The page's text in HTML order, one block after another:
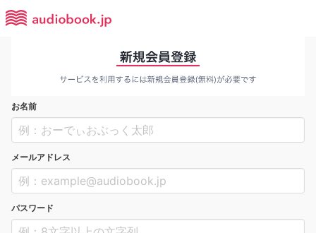
お名前
メールアドレス
パスワード